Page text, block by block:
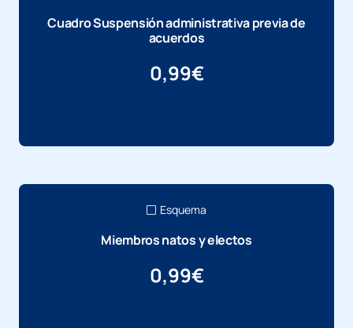
Cuadro Suspensión administrativa previa de
acuerdos
0,99€
Esquema
Miembros natos y electos
0,99€